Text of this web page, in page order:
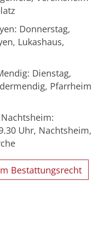
Donnerstag,
Lukashaus,
Dienstag,
Pfarrheim
Uhr, Nachtsheim,
Bestattungsrecht